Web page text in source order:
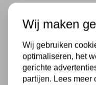
Voeding
Wij maken
Wij gebruiken
optimaliseren, het
gerichte
partijen. Lees meer